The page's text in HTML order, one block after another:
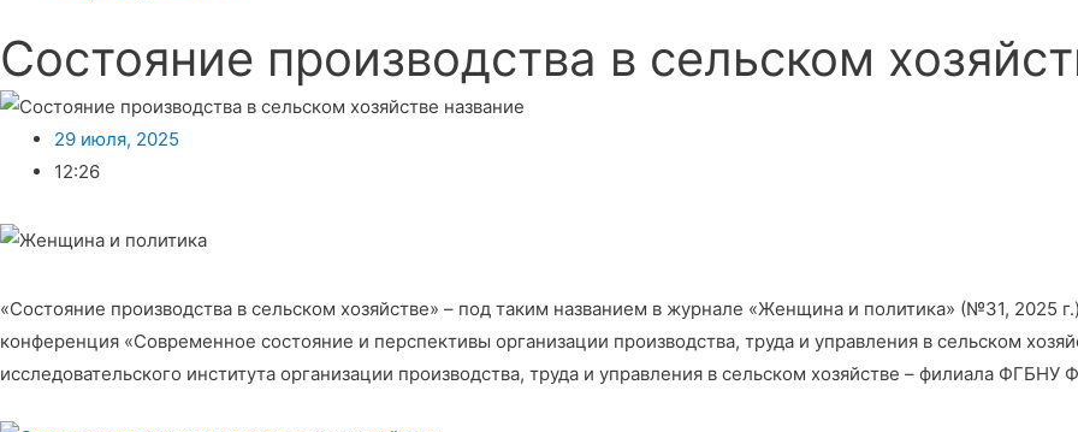
Состояние производства в сельском
29 июля, 2025
12:26
«Состояние производства в сельском хозяйстве» – под таким названием в журнале «Женщина и политика» (№31, 2025
конференция «Современное состояние и перспективы организации производства, труда и управления в сельском
исследовательского института организации производства, труда и управления в сельском хозяйстве – филиала